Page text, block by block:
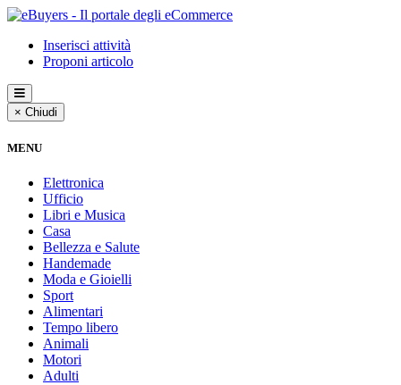
Inserisci attività
Proponi articolo
× Chiudi
MENU
Elettronica
Ufficio
Libri e Musica
Casa
Bellezza e Salute
Handemade
Moda e Gioielli
Sport
Alimentari
Tempo libero
Animali
Motori
Adulti